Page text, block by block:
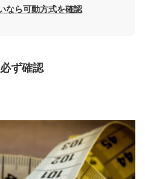
なら可動方式を確認
ず確認